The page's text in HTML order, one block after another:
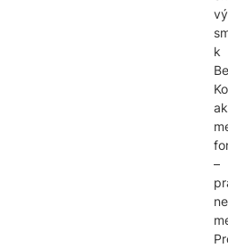
k
–
ne